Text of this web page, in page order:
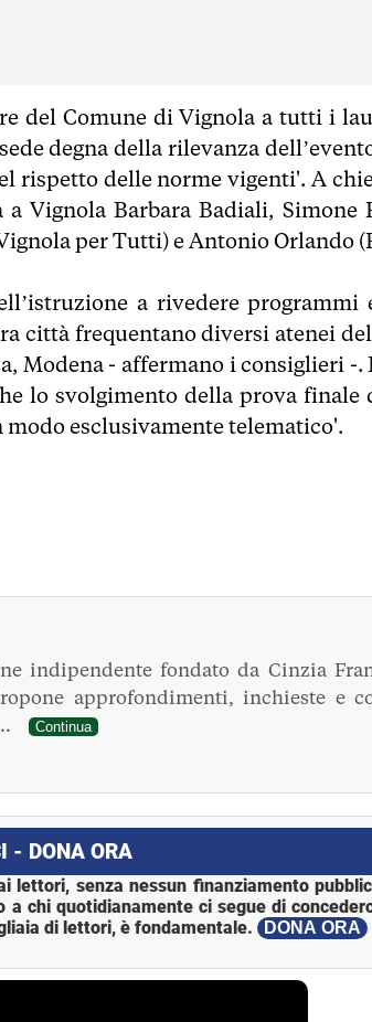
del Comune di Vignola a tutti i
degna della rilevanza
rispetto delle norme vigenti'. A
Vignola Barbara Badiali, Simone
per Tutti) e Antonio Orlando
a rivedere programmi
città frequentano diversi atenei
Modena - affermano i consiglieri -
lo svolgimento della prova finale
modo esclusivamente telematico'.
indipendente fondato da Cinzia
approfondimenti, inchieste e
Continua
- DONA ORA
lettori, senza nessun finanziamento
chi quotidianamente ci segue di
di lettori, è fondamentale.
DONA ORA